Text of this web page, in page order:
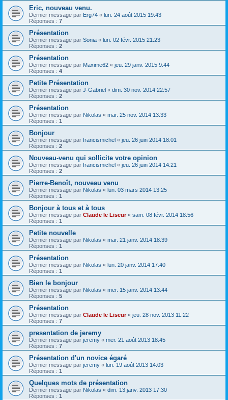
Eric, nouveau venu.
Dernier message par Erg74 « lun. 24 août 2015 19:43
Réponses : 7
Présentation
Dernier message par Sonia « lun. 02 févr. 2015 21:23
Réponses : 2
Présentation
Dernier message par Maxime62 « jeu. 29 janv. 2015 9:44
Réponses : 4
Petite Présentation
Dernier message par J-Gabriel « dim. 30 nov. 2014 22:57
Réponses : 2
Présentation
Dernier message par Nikolas « mar. 25 nov. 2014 13:33
Réponses : 1
Bonjour
Dernier message par francismichel « jeu. 26 juin 2014 18:01
Réponses : 2
Nouveau-venu qui sollicite votre opinion
Dernier message par francismichel « jeu. 26 juin 2014 14:21
Réponses : 2
Pierre-Benoît, nouveau venu
Dernier message par Nikolas « lun. 03 mars 2014 13:25
Réponses : 1
Bonjour à tous et à tous
Dernier message par Claude le Liseur« sam. 08 févr. 2014 18:56
Réponses : 1
Petite nouvelle
Dernier message par Nikolas « mar. 21 janv. 2014 18:39
Réponses : 1
Présentation
Dernier message par Nikolas « lun. 20 janv. 2014 17:40
Réponses : 1
Bien le bonjour
Dernier message par Nikolas « mer. 15 janv. 2014 13:44
Réponses : 5
Présentation
Dernier message par Claude le Liseur« jeu. 28 nov. 2013 11:22
Réponses : 7
presentation de jeremy
Dernier message par jeremy « mer. 21 août 2013 18:45
Réponses : 7
Présentation d'un novice égaré
Dernier message par jeremy « lun. 19 août 2013 14:03
Réponses : 1
Quelques mots de présentation
Dernier message par Nikolas « dim. 13 janv. 2013 17:30
Réponses : 1